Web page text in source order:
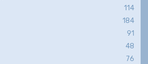
114
184
91
48
76